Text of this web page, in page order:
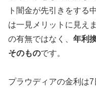
ト闇金が先引きをする
は一見メリットに見え
の有無ではなく、 年利
そのものです。
プラウディアの金利は7